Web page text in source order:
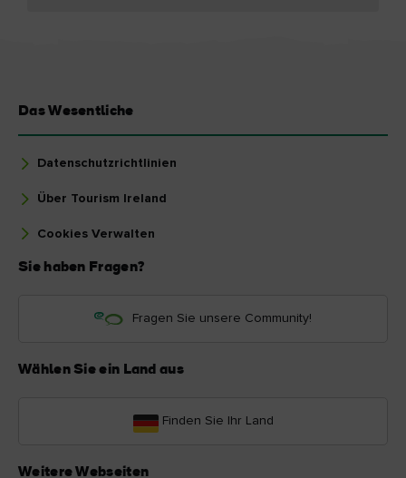
Das Wesentliche
Datenschutzrichtlinien
Über Tourism Ireland
Cookies Verwalten
Sie haben Fragen?
Fragen Sie unsere Community!
Wählen Sie ein Land aus
Finden Sie Ihr Land
Weitere Webseiten